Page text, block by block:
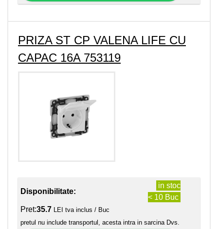
PRIZA ST CP VALENA LIFE CU
CAPAC 16A 753119
Disponibilitate:
in stoc
< 10 Buc
Pret:35.7 LEI tva inclus / Buc
pretul nu include transportul, acesta intra in sarcina Dvs.